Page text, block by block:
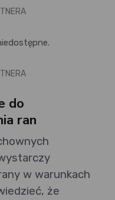
do
ran
w warunkach
że